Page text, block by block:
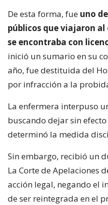
De esta forma, fue uno
públicos que viajaron
se encontraba con
inició un sumario en su
año, fue destituida del
por infracción a la
La enfermera interpuso
buscando dejar sin
determinó la medida
Sin embargo, recibió un
La Corte de Apelaciones
acción legal, negando el
de ser reintegrada en el